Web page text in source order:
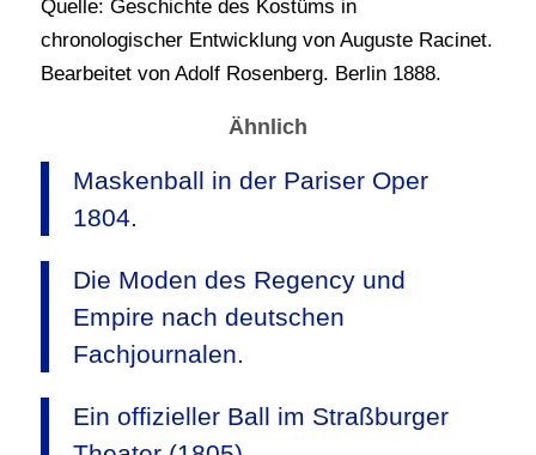
Quelle: Geschichte des Kostüms in
chronologischer Entwicklung von Auguste Racinet.
Bearbeitet von Adolf Rosenberg. Berlin 1888.
Ähnlich
Maskenball in der Pariser Oper
1804.
Die Moden des Regency und
Empire nach deutschen
Fachjournalen.
Ein offizieller Ball im Straßburger